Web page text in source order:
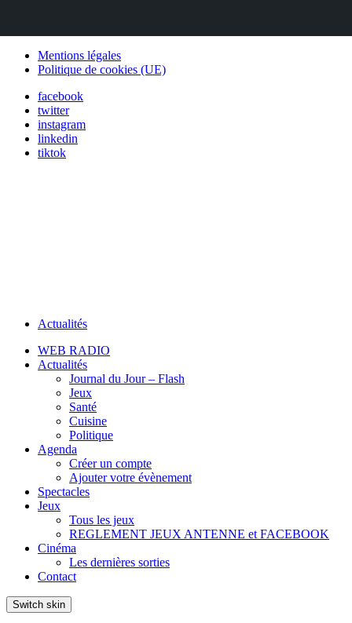
Mentions légales
Politique de cookies (UE)
facebook
twitter
instagram
linkedin
tiktok
Actualités
WEB RADIO
Actualités
Journal du Jour – Flash
Jeux
Santé
Cuisine
Politique
Agenda
Créer un compte
Ajouter votre évènement
Spectacles
Jeux
Tous les jeux
REGLEMENT JEUX ANTENNE et FACEBOOK
Cinéma
Les dernières sorties
Contact
Switch skin